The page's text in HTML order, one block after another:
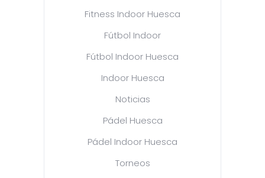
Fitness Indoor Huesca
Fútbol Indoor
Fútbol Indoor Huesca
Indoor Huesca
Noticias
Pádel Huesca
Pádel Indoor Huesca
Torneos